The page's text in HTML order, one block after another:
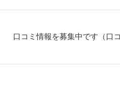
口コミ情報を募集中です （口